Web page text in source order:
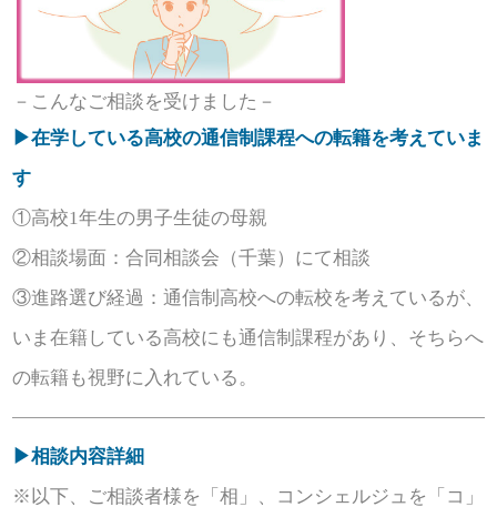
－こんなご相談を受けました－
▶在学している高校の通信制課程への転籍を考えていま
す
①高校1年生の男子生徒の母親
②相談場面：合同相談会（千葉）にて相談
③進路選び経過：通信制高校への転校を考えているが、
いま在籍している高校にも通信制課程があり、そちらへ
の転籍も視野に入れている。
▶相談内容詳細
※以下、ご相談者様を「相」、コンシェルジュを「コ」